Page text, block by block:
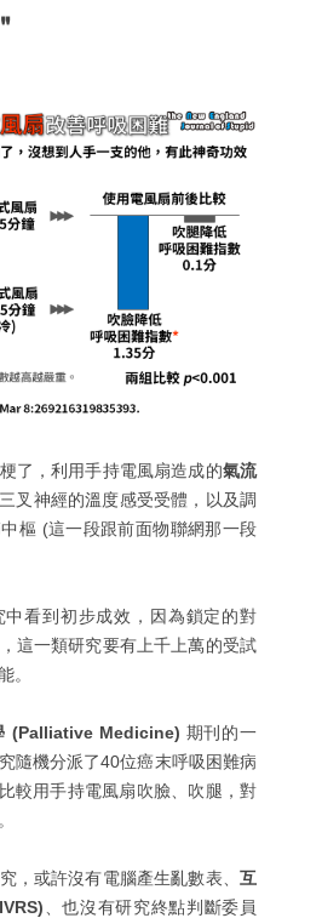
了，利用手持電風扇造成的氣流
叉神經的溫度感受受體，以及調
樞 (這一段跟前面物聯網那一段
看到初步成效，因為鎖定的對
這一類研究要有上千上萬的受試
。
(Palliative Medicine) 期刊的一
隨機分派了40位癌末呼吸困難病
較用手持電風扇吹臉、吹腿，對
，或許沒有電腦產生亂數表、 互
、也沒有研究終點判斷委員